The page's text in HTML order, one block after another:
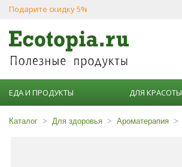
Подарите скидку 5%
ЕДА И ПРОДУКТЫ ДЛЯ КРАСОТЫ
Каталог Для здоровья Ароматерапия